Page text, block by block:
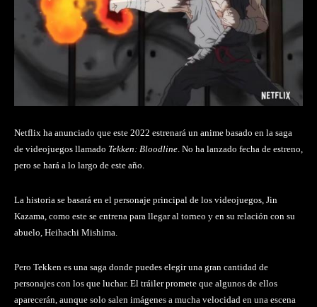
Netflix ha anunciado que este 2022 estrenará un anime basado en la saga
de videojuegos llamado Tekken: Bloodline. No ha lanzado fecha de estreno,
pero se hará a lo largo de este año.
La historia se basará en el personaje principal de los videojuegos, Jin
Kazama, como este se entrena para llegar al torneo y en su relación con su
abuelo, Heihachi Mishima.
Pero Tekken es una saga donde puedes elegir una gran cantidad de
personajes con los que luchar. El tráiler promete que algunos de ellos
aparecerán, aunque solo salen imágenes a mucha velocidad en una escena